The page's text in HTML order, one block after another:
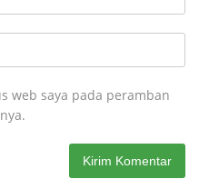
web saya pada peramban